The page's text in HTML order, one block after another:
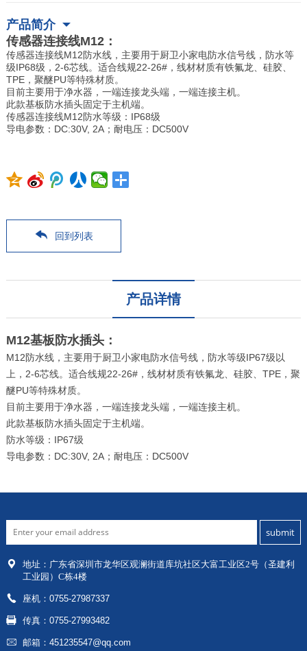
产品简介
传感器连接线M12：
传感器连接线M12防水线，主要用于厨卫小家电防水信号线，防水等
级IP68级，2-6芯线。适合线规22-26#，线材材质有铁氟龙、硅胶、
TPE，聚醚PU等特殊材质。
目前主要用于净水器，一端连接龙头端，一端连接主机。
此款基板防水插头固定于主机端。
传感器连接线M12防水等级：IP68级
导电参数：DC:30V, 2A；耐电压：DC500V
回到列表
产品详情
M12基板防水插头：
M12防水线，主要用于厨卫小家电防水信号线，防水等级IP67级以
上，2-6芯线。适合线规22-26#，线材材质有铁氟龙、硅胶、TPE，聚
醚PU等特殊材质。
目前主要用于净水器，一端连接龙头端，一端连接主机。
此款基板防水插头固定于主机端。
防水等级：IP67级
导电参数：DC:30V, 2A；耐电压：DC500V
地址： 广东省深圳市龙华区观澜街道库坑社区大富工业区2号（圣建利
工业园）C栋4楼
座机：0755-27987337
传真：0755-27993482
邮箱：451235547@qq.com